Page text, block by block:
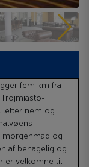
fem km fra
letter nem og
morgenmad og
af behagelig og
er velkomne til